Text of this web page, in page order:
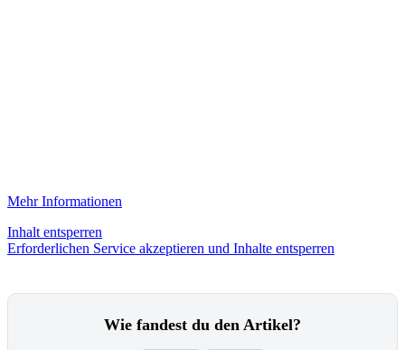
Mehr Informationen
Inhalt entsperren
Erforderlichen Service akzeptieren und Inhalte entsperren
Wie fandest du den Artikel?